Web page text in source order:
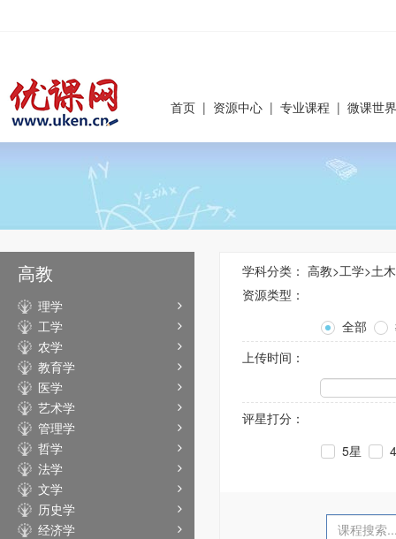
首页 | 资源中心 | 专业课程 | 微课世界
高教
理学
工学
农学
教育学
医学
艺术学
管理学
哲学
法学
文学
历史学
经济学
学科分类： 高教>工学>土
资源类型：
全部
上传时间：
评星打分：
5星